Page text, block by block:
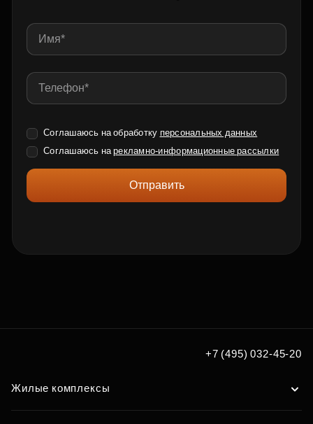
Соглашаюсь на обработку персональных данных
Соглашаюсь нарекламно-информационные рассылки
Отправить
+7 (495) 032-45-20
Жилые комплексы